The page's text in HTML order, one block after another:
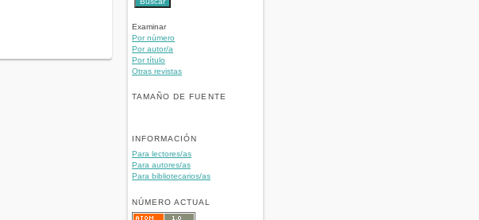
Examinar
Por número
Por autor/a
Por título
Otras revistas
TAMAÑO DE FUENTE
INFORMACIÓN
Para lectores/as
Para autores/as
Para bibliotecarios/as
NÚMERO ACTUAL